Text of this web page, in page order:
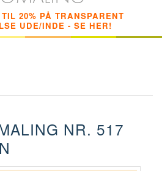
20% PÅ TRANSPARENT
UDE/INDE - SE HER!
NR. 517